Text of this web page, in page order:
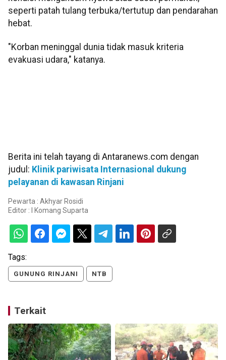
seperti patah tulang terbuka/tertutup dan pendarahan
hebat.
"Korban meninggal dunia tidak masuk kriteria
evakuasi udara," katanya.
Berita ini telah tayang di Antaranews.com dengan
judul: Klinik pariwisata Internasional dukung
pelayanan di kawasan Rinjani
Pewarta : Akhyar Rosidi
Editor :
I Komang Suparta
Tags:
GUNUNG RINJANI NTB
Terkait